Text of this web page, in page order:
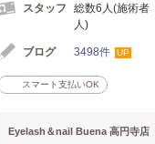
スタッフ
総数6人(施術者
人)
ブログ 3498件 UP
スマート支払いOK
Eyelash＆nail Buena 高円寺店